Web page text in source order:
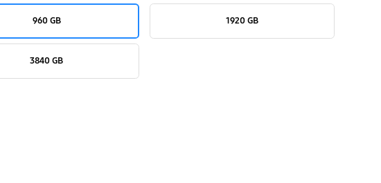
960 GB 1920 GB
3840 GB